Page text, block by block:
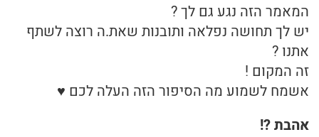
המאמר הזה נגע גם לך ?
יש לך תחושה נפלאה ותובנות שאת.ה רוצה לשתף
אתנו ?
זה המקום !
אשמח לשמוע מה הסיפור הזה העלה לכם ♥
אהבת ?!